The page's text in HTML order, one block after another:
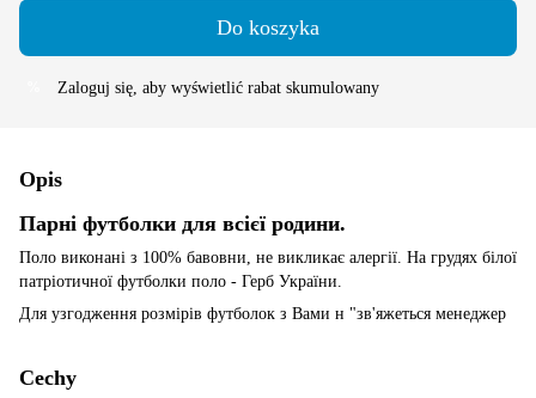
Do koszyka
Zaloguj się , aby wyświetlić rabat skumulowany
Opis
Парні футболки для всієї родини.
Поло виконані з 100% бавовни, не викликає алергії. На грудях білої
патріотичної футболки поло - Герб України.
Для узгодження розмірів футболок з Вами н "зв'яжеться менеджер
Cechy